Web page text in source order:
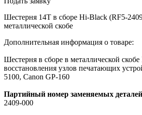
Шестерня 14T в сборе Hi-Black (RF5-
металлической скобе
Дополнительная информация о товаре:
Шестерня в сборе в металлической
восстановления узлов печатающих
5100, Canon GP-160
Партийный номер заменяемых
2409-000